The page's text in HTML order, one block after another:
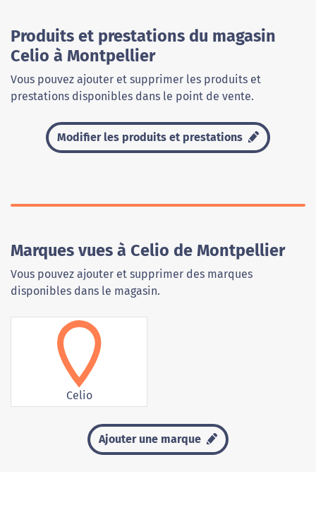
Produits et prestations du magasin
Celio à Montpellier
Vous pouvez ajouter et supprimer les produits et
prestations disponibles dans le point de vente.
Modifier les produits et prestations
Marques vues à Celio de Montpellier
Vous pouvez ajouter et supprimer des marques
disponibles dans le magasin.
Celio
Ajouter une marque